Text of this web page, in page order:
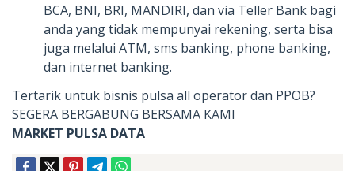
BCA, BNI, BRI, MANDIRI, dan via Teller Bank bagi
anda yang tidak mempunyai rekening, serta bisa
juga melalui ATM, sms banking, phone banking,
dan internet banking.
Tertarik untuk bisnis pulsa all operator dan PPOB?
SEGERA BERGABUNG BERSAMA KAMI
MARKET PULSA DATA